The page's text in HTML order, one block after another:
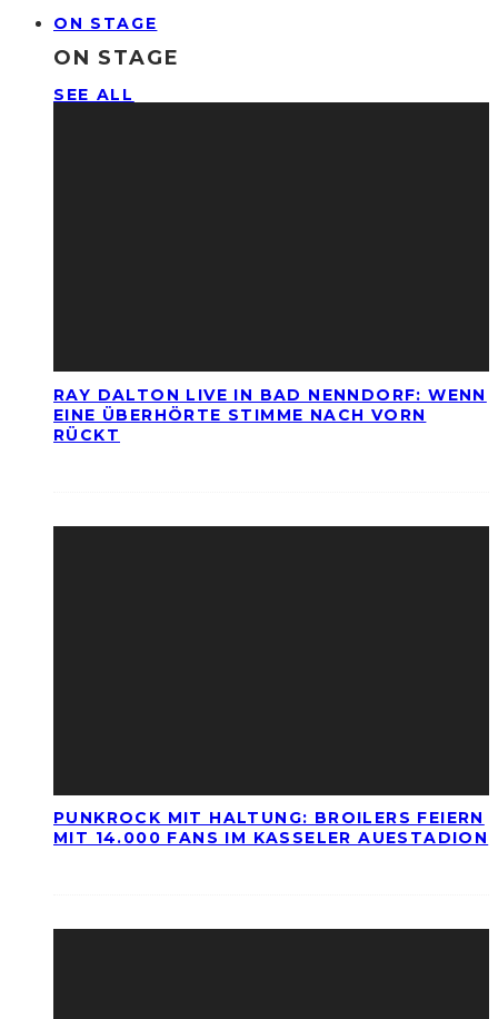
ON STAGE
ON STAGE
SEE ALL
RAY DALTON LIVE IN BAD NENNDORF: WENN
EINE ÜBERHÖRTE STIMME NACH VORN
RÜCKT
PUNKROCK MIT HALTUNG: BROILERS FEIERN
MIT 14.000 FANS IM KASSELER AUESTADION